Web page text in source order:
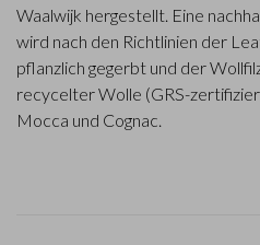
Waalwijk hergestellt. Eine
wird nach den Richtlinien der
pflanzlich gegerbt und der
recycelter Wolle (GRS-
Mocca und Cognac.